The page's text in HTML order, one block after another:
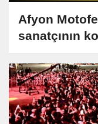
Afyon
sanatçının